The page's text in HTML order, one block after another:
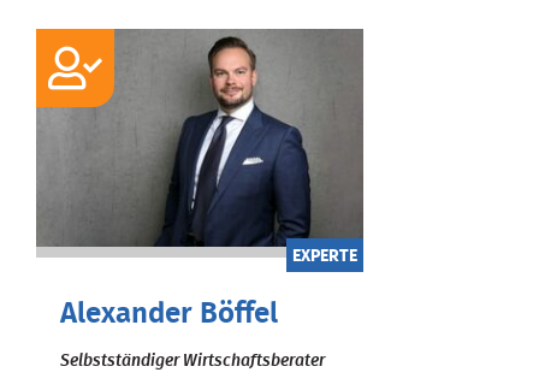
EXPERTE
Alexander Böffel
Selbstständiger Wirtschaftsberater